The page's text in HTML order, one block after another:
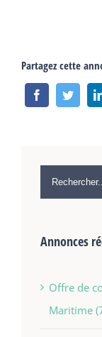
Partagez cette
Annonces
Offre de
Maritime